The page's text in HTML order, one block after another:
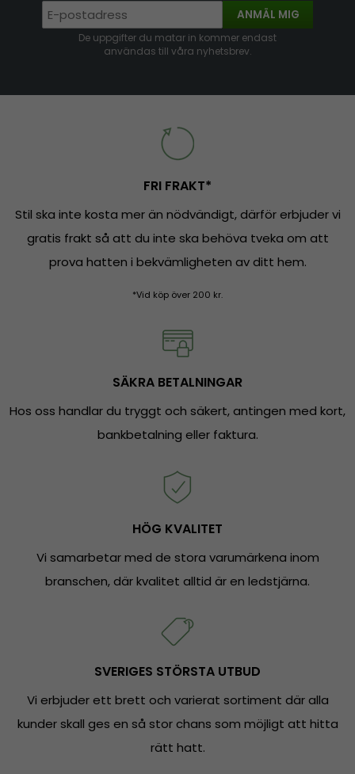
ANMÄL MIG
De uppgifter du matar in kommer endast
användas till våra nyhetsbrev.
FRI FRAKT*
Stil ska inte kosta mer än nödvändigt, därför erbjuder vi
gratis frakt så att du inte ska behöva tveka om att
prova hatten i bekvämligheten av ditt hem.
*Vid köp över 200 kr.
SÄKRA BETALNINGAR
Hos oss handlar du tryggt och säkert, antingen med kort,
bankbetalning eller faktura.
HÖG KVALITET
Vi samarbetar med de stora varumärkena inom
branschen, där kvalitet alltid är en ledstjärna.
SVERIGES STÖRSTA UTBUD
Vi erbjuder ett brett och varierat sortiment där alla
kunder skall ges en så stor chans som möjligt att hitta
rätt hatt.